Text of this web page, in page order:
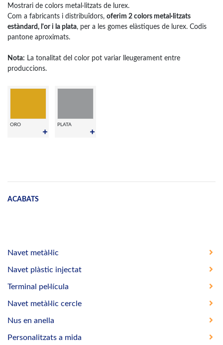
Mostrari de colors metal·litzats de lurex.
Com a fabricants i distribuïdors, oferim 2 colors metal·litzats
estàndard, l'or i la plata, per a les gomes elàstiques de lurex. Codis
pantone aproximats.
Nota: La tonalitat del color pot variar lleugerament entre
produccions.
ORO PLATA
ACABATS
Navet metàl·lic
Navet plàstic injectat
Terminal pel·lícula
Navet metàl·lic cercle
Nus en anella
Personalitzats a mida